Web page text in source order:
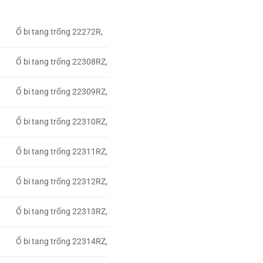
Ổ bi tang trống 22272R,
Ổ bi tang trống 22308RZ,
Ổ bi tang trống 22309RZ,
Ổ bi tang trống 22310RZ,
Ổ bi tang trống 22311RZ,
Ổ bi tang trống 22312RZ,
Ổ bi tang trống 22313RZ,
Ổ bi tang trống 22314RZ,